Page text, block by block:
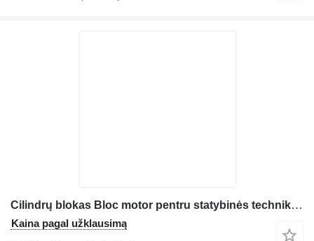
Cilindrų blokas Bloc motor pentru statybinės technikos Deutz D2011L04
Kaina pagal užklausimą